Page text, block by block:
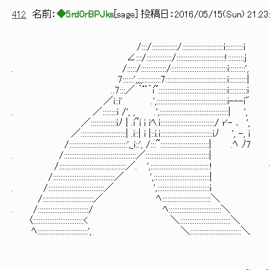
412 名前： ◆5rd0rBPJks sage ] 投稿日： 2016/05/15(Sun)
/:::/::::::::::::::/
∠:::/::::::::::::::/
. /:::::/::::::::::::::/
7::::::',;;;::::::::::7::::::::::::::::::::::::::::::::::i::::::::::|
..7:::／ ｀¨´i~::::::::::::::::::::::::::::::::::::::i::::::::::i f´￣
／i::i' .',:::::::::::::::::::::::::::::::::::::::i---i" | この
. ／::::::::i /', , .',::::::::::::::::::::::::::::::::::::::| ', 乂＿
／::::::::::::::iﾉ | .i~i i iﾍ.i::::::::::::::::::::::::::::::/ r'- ､ ',
／:::::::::::::::::::::::::| .i::| i |::i.i:::::::::::::::::::::::::::::iﾉ ', -, i
/::::::::::::::::::::::::::::::::',_i::', /:::~:::::::::::::::::::::::::::| .ﾍ ﾉ7
. /::::::::::::::::::::::::::::::::::::::::／
/:::::::::::::::::::::::::::::::::::::／. ',:::::::::::::::::::::::::::::::::! ャ
/::::::::::::::::::::::::::::::::::／
. /:::::::::::::::::::::::::::::::／ ',:::::::::::::::::::::::::::::i
/::::::::::::::::::::::::::::／ ﾍ:::::::::::::::::::::::::::＼
. /::::::::::::::::::::::::::::/ ﾍ:::::::::::::::::::::::::::::＼
〈::::::::::::::::::::::::::::< ＼::::::::::::::::::::::::::::＼
ﾍ::::::::::::::::::::::::::::', ＼::::::::::::::::::::::::::::＼